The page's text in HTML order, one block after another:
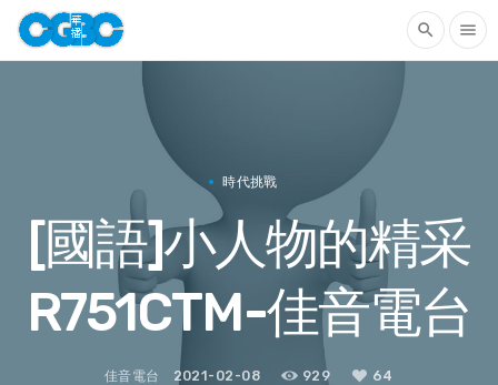
search menu
時代挑戰
[國語]小人物的精采
R751CTM-佳音電台
佳音電台 2021-02-08 929 64